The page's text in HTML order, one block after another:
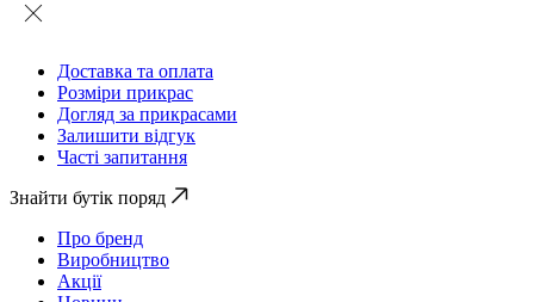
Доставка та оплата
Розміри прикрас
Догляд за прикрасами
Залишити відгук
Часті запитання
Знайти бутік поряд
Про бренд
Виробництво
Акції